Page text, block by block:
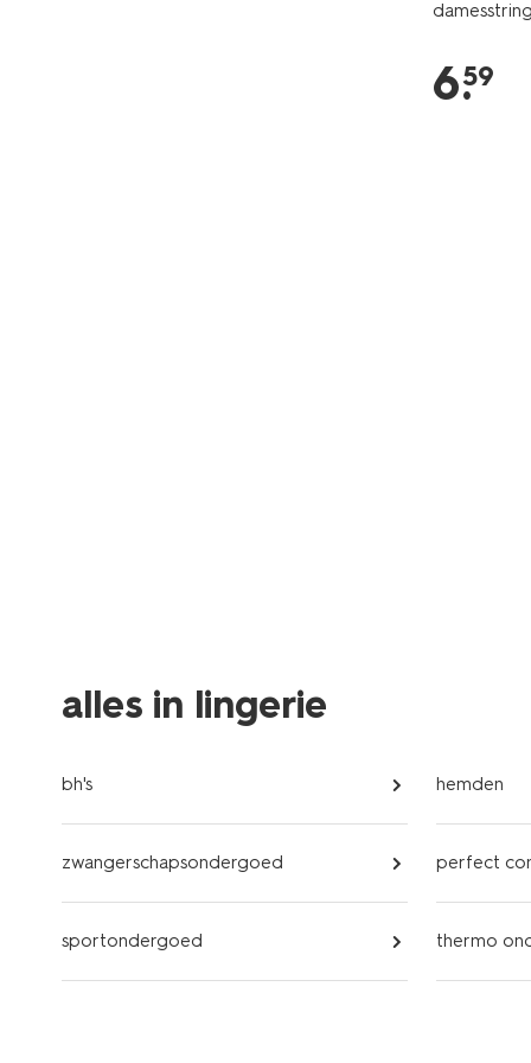
6.
59
alles in lingerie
bh's hemden
zwangerschapsondergoed perfect
sportondergoed thermo